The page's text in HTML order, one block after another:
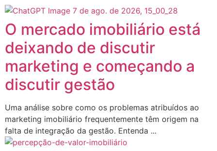
O mercado imobiliário está
deixando de discutir
marketing e começando a
discutir gestão
Uma análise sobre como os problemas atribuídos ao
marketing imobiliário frequentemente têm origem na
falta de integração da gestão. Entenda ...